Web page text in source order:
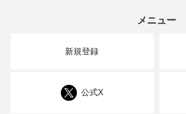
メニュー
新規登録
公式X